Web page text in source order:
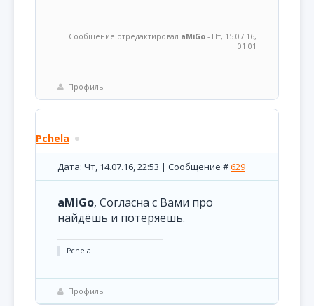
Сообщение отредактировал aMiGo - Пт, 15.07.16,
01:01
Профиль
Pchela
Дата: Чт, 14.07.16, 22:53 | Сообщение #629
aMiGo, Согласна с Вами про
найдёшь и потеряешь.
Pchela
Профиль